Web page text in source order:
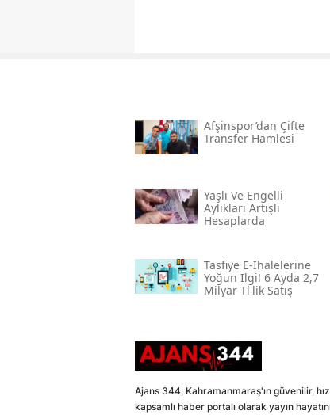
Afşinspor’dan Çifte
Transfer Hamlesi
Yaşlı Ve Engelli
Aylıkları Artışlı
Hesaplarda
Tasfiye E-Ihalelerine
Yoğun Ilgi! 6 Ayda 2,7
Milyar Tl'lik Satış
Ajans 344, Kahramanmaraş'ın güvenilir,
kapsamlı haber portalı olarak yayın